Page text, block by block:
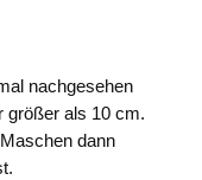
nachgesehen
größer als 10 cm.
dann